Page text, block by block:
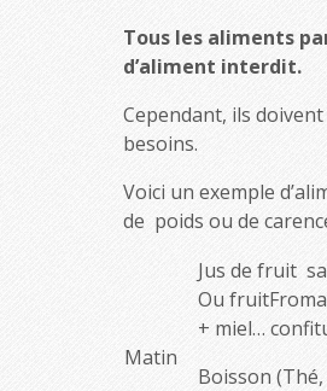
Tous les aliments
d’aliment interdit.
Cependant, ils
besoins.
Voici un exemple
de poids ou de
Matin
Jus de fruit
Ou
+ miel…
Boisson